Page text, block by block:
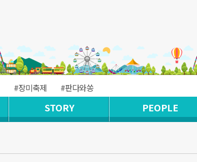
#장미축제 #판다와쏭
STORY PEOPLE